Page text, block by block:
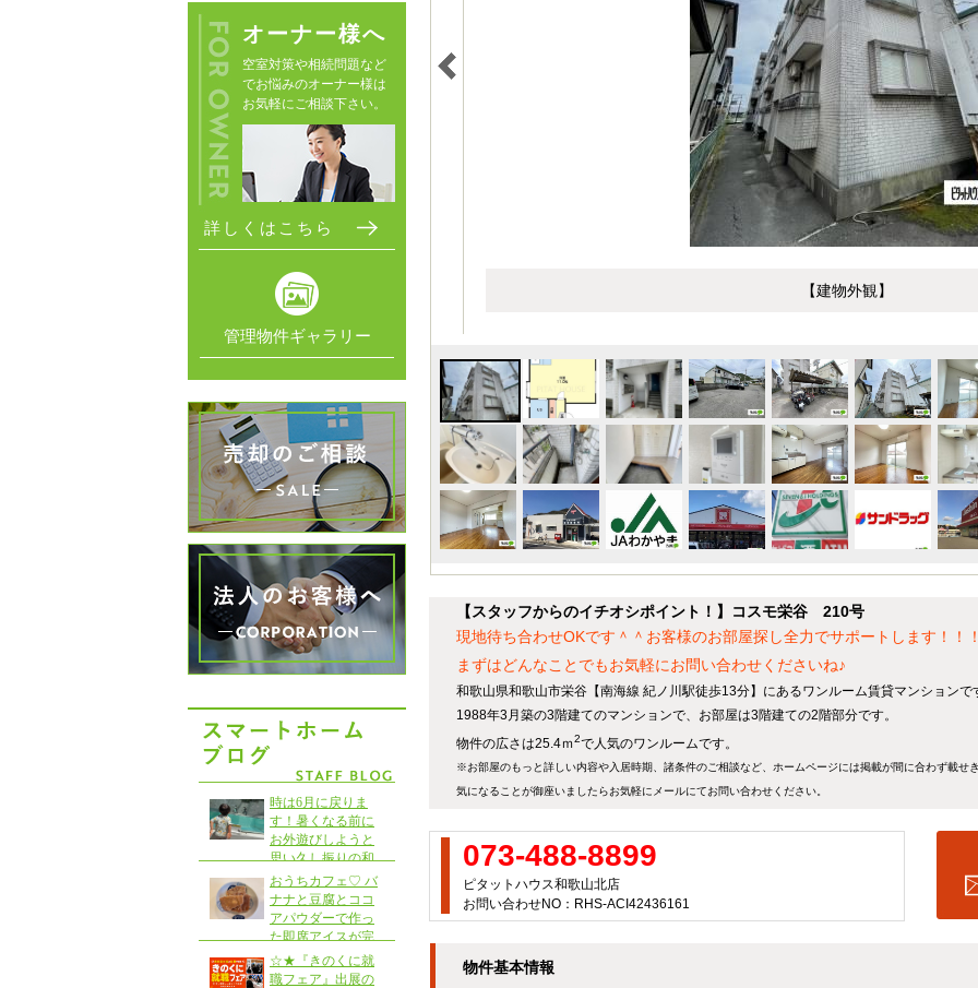
【建物外観】
【スタッフからのイチオシポイント！】コスモ栄谷 210号
現地待ち合わせOKです＾＾お客様のお部屋探し全力でサポートします！！
まずはどんなことでもお気軽にお問い合わせくださいね♪
和歌山県和歌山市栄谷【南海線 紀ノ川駅徒歩13分】にあるワンルーム賃貸マンションで
1988年3月築の3階建てのマンションで、お部屋は3階建ての2階部分です。
物件の広さは25.4ｍ2で人気のワンルームです。
※お部屋のもっと詳しい内容や入居時期、諸条件のご相談など、ホームページには掲載が間に合わず載せ
気になることが御座いましたらお気軽にメールにてお問い合わせください。
073-488-8899
ピタットハウス和歌山北店
お問い合わせNO：RHS-ACI42436161
物件基本情報
オーナー様へ
空室対策や相続問題など
でお悩みのオーナー様は
お気軽にご相談下さい。
詳しくはこちら
管理物件ギャラリー